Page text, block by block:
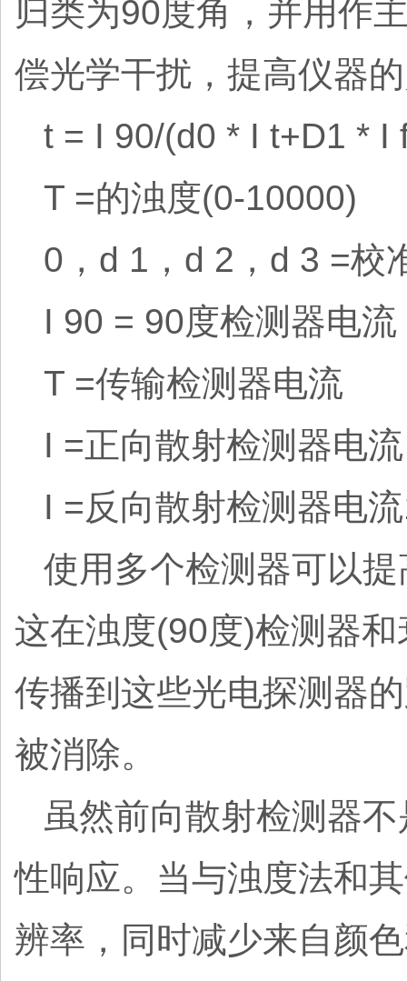
归类为90度角，并用作
偿光学干扰，提高仪器
t = I 90/(d0 * I t+D1 * I
T =的浊度(0-10000)
0，d 1，d 2，d 3 =校
I 90 = 90度检测器电流
T =传输检测器电流
I =正向散射检测器电流
I =反向散射检测器电
使用多个检测器可以
这在浊度(90度)检测器
传播到这些光电探测器
被消除。
虽然前向散射检测器
性响应。当与浊度法和
辨率，同时减少来自颜